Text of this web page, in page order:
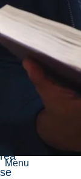
Menu
will
vel
rea
se